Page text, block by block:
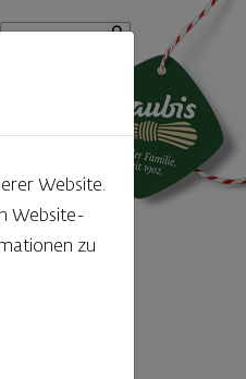
Suchbegriff
Website.
Website-
zu